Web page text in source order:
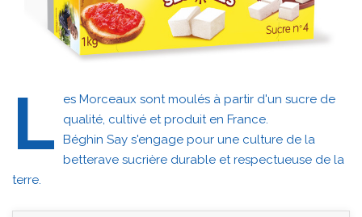
L
es Morceaux sont moulés à partir d'un sucre de
qualité, cultivé et produit en France.
Béghin Say s'engage pour une culture de la
betterave sucrière durable et respectueuse de la
terre.